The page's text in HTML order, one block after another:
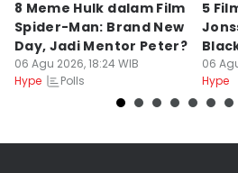
8 Meme Hulk dalam Film
Spider-Man: Brand New
Day, Jadi Mentor Peter?
06 Agu 2026, 18:24 WIB
Hype
Polls
5
06
Hype